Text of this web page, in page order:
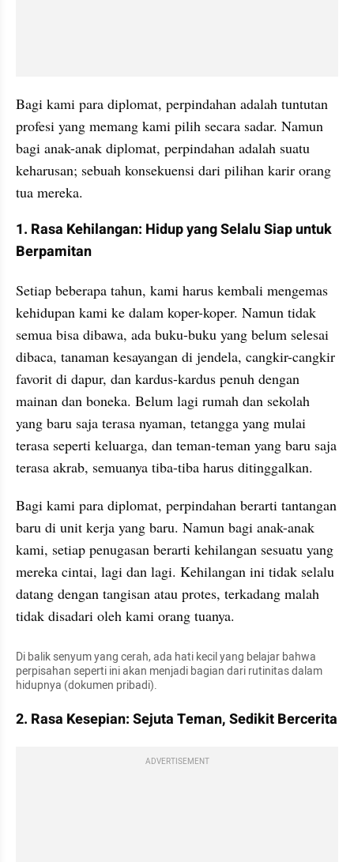
Bagi kami para diplomat, perpindahan adalah tuntutan
profesi yang memang kami pilih secara sadar. Namun
bagi anak-anak diplomat, perpindahan adalah suatu
keharusan; sebuah konsekuensi dari pilihan karir orang
tua mereka.
1. Rasa Kehilangan: Hidup yang Selalu Siap untuk
Berpamitan
Setiap beberapa tahun, kami harus kembali mengemas
kehidupan kami ke dalam koper-koper. Namun tidak
semua bisa dibawa, ada buku-buku yang belum selesai
dibaca, tanaman kesayangan di jendela, cangkir-cangkir
favorit di dapur, dan kardus-kardus penuh dengan
mainan dan boneka. Belum lagi rumah dan sekolah
yang baru saja terasa nyaman, tetangga yang mulai
terasa seperti keluarga, dan teman-teman yang baru saja
terasa akrab, semuanya tiba-tiba harus ditinggalkan.
Bagi kami para diplomat, perpindahan berarti tantangan
baru di unit kerja yang baru. Namun bagi anak-anak
kami, setiap penugasan berarti kehilangan sesuatu yang
mereka cintai, lagi dan lagi. Kehilangan ini tidak selalu
datang dengan tangisan atau protes, terkadang malah
tidak disadari oleh kami orang tuanya.
Di balik senyum yang cerah, ada hati kecil yang belajar bahwa
perpisahan seperti ini akan menjadi bagian dari rutinitas dalam
hidupnya (dokumen pribadi).
2. Rasa Kesepian: Sejuta Teman, Sedikit Bercerita
ADVERTISEMENT